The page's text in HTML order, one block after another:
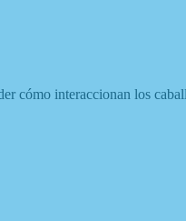
cómo interaccionan los